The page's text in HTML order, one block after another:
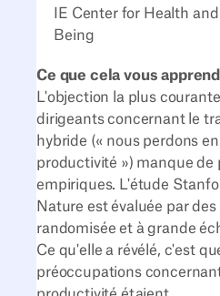
IE Center for Health
Being
Ce que cela vous
L'objection la plus
dirigeants concernant le
hybride (« nous perdons en
productivité ») manque de
empiriques. L'étude
Nature est évaluée par des
randomisée et à grande
Ce qu'elle a révélé, c'est
préoccupations